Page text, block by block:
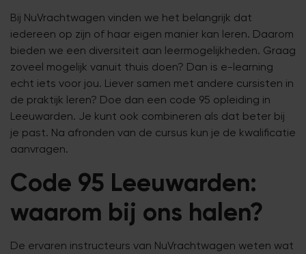
Bij NuVrachtwagen vinden we het belangrijk dat
iedereen op zijn of haar eigen manier kan leren. Daarom
bieden we een diversiteit aan leermogelijkheden. Graag
zoveel mogelijk vanuit thuis doen? Dan is e-learning
echt iets voor jou. Liever samen met andere cursisten in
de praktijk leren? Doe dan een code 95 opleiding in
Leeuwarden. Je kunt ook combineren als dat beter bij
je past. Na afronden van de cursus kun je de kwalificatie
aanvragen.
Code 95 Leeuwarden:
waarom bij ons halen?
De ervaren instructeurs van NuVrachtwagen weten wat